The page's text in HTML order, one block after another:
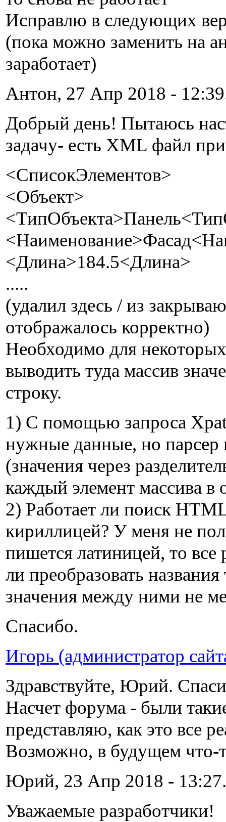
Исправлю в следующих
(пока можно заменить на
заработает)
Антон, 27 Апр 2018 -
Добрый день! Пытаюсь
задачу- есть XML файл
<СписокЭлементов>
<Объект>
<Длина>184.5<Длина>
.....
(удалил здесь / из
отображалось корректно)
Необходимо для
выводить туда массив
строку.
1) С помощью запроса
нужные данные, но парсер
(значения через
каждый элемент массива в
2) Работает ли поиск
кириллицей? У меня не
пишется латиницей, то
ли преобразовать
значения между ними не
Спасибо.
Игорь (администратор
Здравствуйте, Юрий.
Насчет форума - были
представляю, как это все
Возможно, в будущем что-
Юрий, 23 Апр 2018 - 13:27.
Уважаемые разработчики!